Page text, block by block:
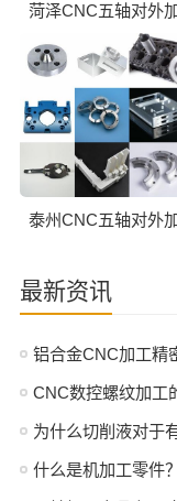
菏泽CNC五轴对外
泰州CNC五轴对外
最新资讯
铝合金CNC加工精
CNC数控螺纹加工
什么是机加工零件？